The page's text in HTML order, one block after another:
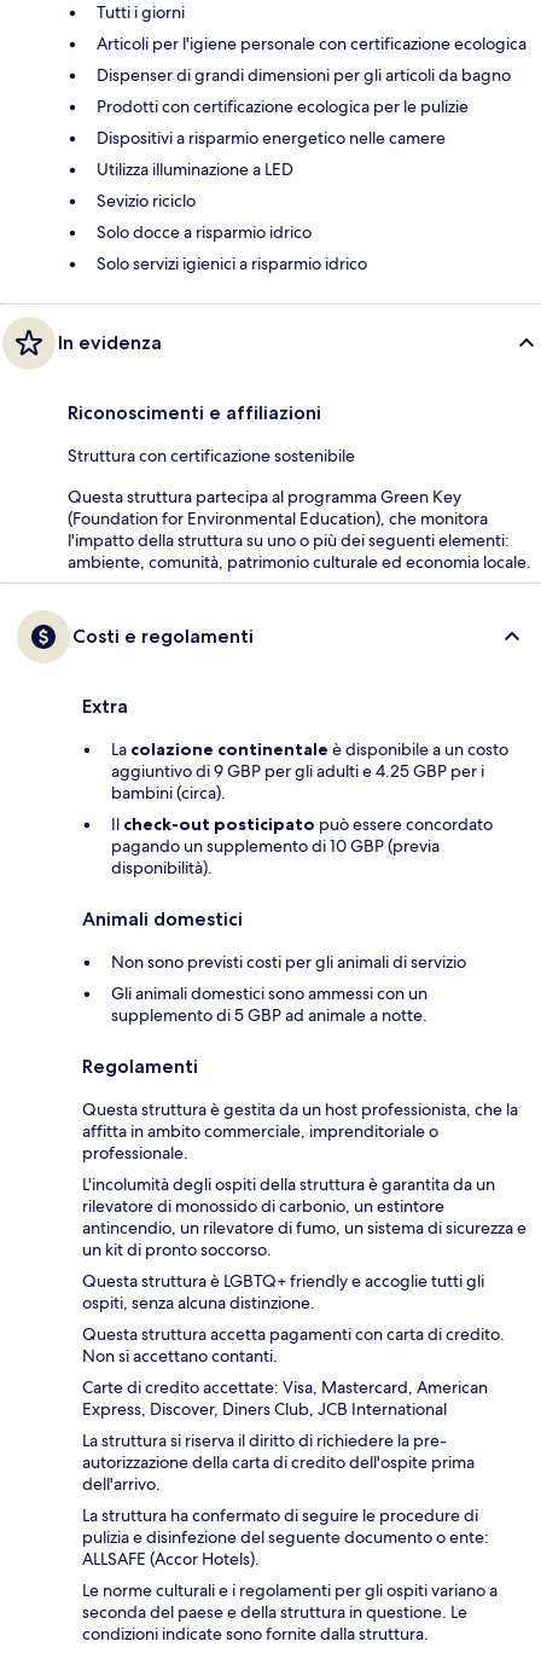
Tutti i giorni
Articoli per l'igiene personale con certificazione ecologica
Dispenser di grandi dimensioni per gli articoli da bagno
Prodotti con certificazione ecologica per le pulizie
Dispositivi a risparmio energetico nelle camere
Utilizza illuminazione a LED
Sevizio riciclo
Solo docce a risparmio idrico
Solo servizi igienici a risparmio idrico
In evidenza
Riconoscimenti e affiliazioni
Struttura con certificazione sostenibile
Questa struttura partecipa al programma Green Key
(Foundation for Environmental Education), che monitora
l'impatto della struttura su uno o più dei seguenti elementi:
ambiente, comunità, patrimonio culturale ed economia locale.
Costi e regolamenti
Extra
La colazione continentale è disponibile a un costo
aggiuntivo di 9 GBP per gli adulti e 4.25 GBP per i
bambini (circa).
Il check-out posticipato può essere concordato
pagando un supplemento di 10 GBP (previa
disponibilità).
Animali domestici
Non sono previsti costi per gli animali di servizio
Gli animali domestici sono ammessi con un
supplemento di 5 GBP ad animale a notte.
Regolamenti
Questa struttura è gestita da un host professionista, che la
affitta in ambito commerciale, imprenditoriale o
professionale.
L'incolumità degli ospiti della struttura è garantita da un
rilevatore di monossido di carbonio, un estintore
antincendio, un rilevatore di fumo, un sistema di sicurezza e
un kit di pronto soccorso.
Questa struttura è LGBTQ+ friendly e accoglie tutti gli
ospiti, senza alcuna distinzione.
Questa struttura accetta pagamenti con carta di credito.
Non si accettano contanti.
Carte di credito accettate: Visa, Mastercard, American
Express, Discover, Diners Club, JCB International
La struttura si riserva il diritto di richiedere la pre-
autorizzazione della carta di credito dell'ospite prima
dell'arrivo.
La struttura ha confermato di seguire le procedure di
pulizia e disinfezione del seguente documento o ente:
ALLSAFE (Accor Hotels).
Le norme culturali e i regolamenti per gli ospiti variano a
seconda del paese e della struttura in questione. Le
condizioni indicate sono fornite dalla struttura.